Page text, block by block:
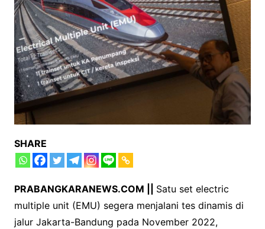
SHARE
PRABANGKARANEWS.COM || Satu set electric
multiple unit (EMU) segera menjalani tes dinamis di
jalur Jakarta-Bandung pada November 2022,